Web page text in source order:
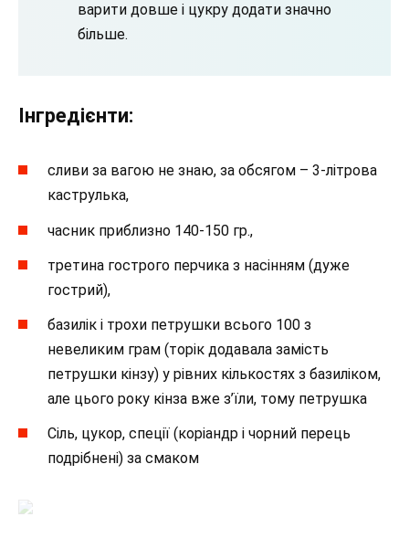
варити довше і цукру додати значно
більше.
Інгредієнти:
сливи за вагою не знаю, за обсягом – 3-літрова
каструлька,
часник приблизно 140-150 гр.,
третина гострого перчика з насінням (дуже
гострий),
базилік і трохи петрушки всього 100 з
невеликим грам (торік додавала замість
петрушки кінзу) у рівних кількостях з базиліком,
але цього року кінза вже з’їли, тому петрушка
Сіль, цукор, спеції (коріандр і чорний перець
подрібнені) за смаком